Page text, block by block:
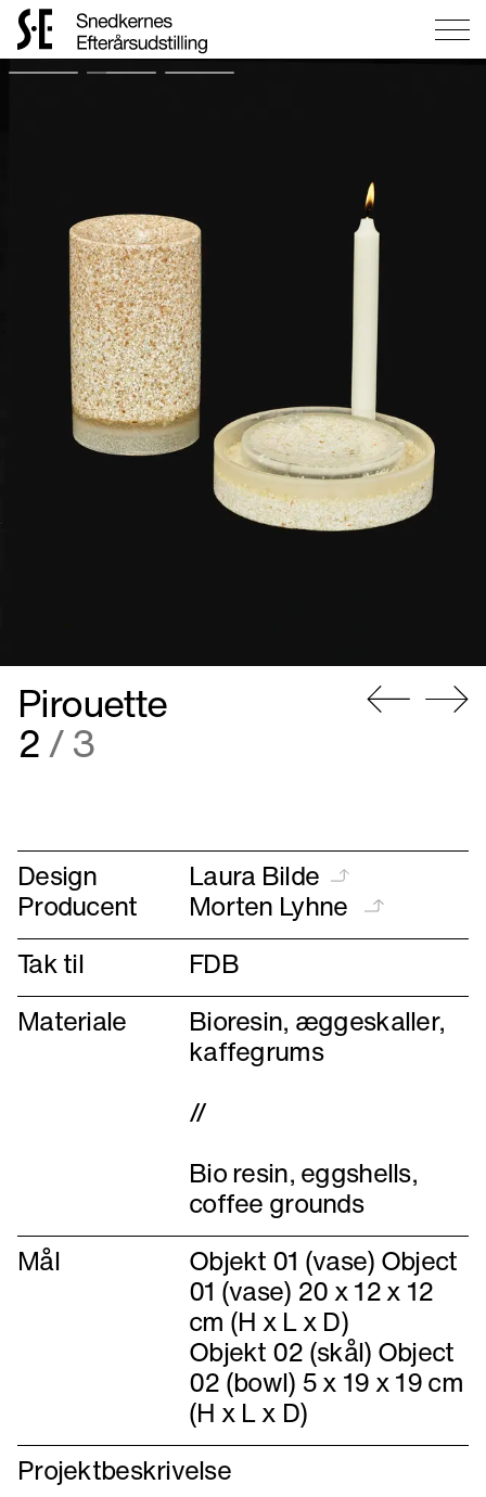
Gå
Pirouette
2/ 3
Design Laura Bilde
Producent
Morten Lyhne
Tak til
FDB
Materiale
Bioresin, æggeskaller,
kaffegrums
//
Bio resin, eggshells,
Mål
Objekt 01 (vase) Object
01 (vase) 20 x 12 x 12
cm (H x L x D)
Objekt 02 (skål) Object
02 (bowl) 5 x 19 x 19 cm
(H x L x D)
Projektbeskrivelse